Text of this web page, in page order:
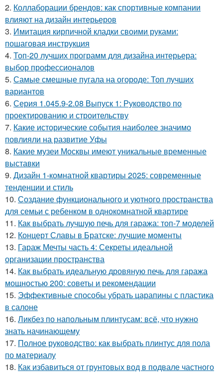
2. Коллаборации брендов: как спортивные компании
влияют на дизайн интерьеров
3. Имитация кирпичной кладки своими руками:
пошаговая инструкция
4. Топ-20 лучших программ для дизайна интерьера:
выбор профессионалов
5. Самые смешные пугала на огороде: Топ лучших
вариантов
6. Серия 1.045.9-2.08 Выпуск 1: Руководство по
проектированию и строительству
7. Какие исторические события наиболее значимо
повлияли на развитие Уфы
8. Какие музеи Москвы имеют уникальные временные
выставки
9. Дизайн 1-комнатной квартиры 2025: современные
тенденции и стиль
10. Создание функционального и уютного пространства
для семьи с ребенком в однокомнатной квартире
11. Как выбрать лучшую печь для гаража: топ-7 моделей
12. Концерт Славы в Братске: лучшие моменты
13. Гараж Мечты часть 4: Секреты идеальной
организации пространства
14. Как выбрать идеальную дровяную печь для гаража
мощностью 200: советы и рекомендации
15. Эффективные способы убрать царапины с пластика
в салоне
16. Ликбез по напольным плинтусам: всё, что нужно
знать начинающему
17. Полное руководство: как выбрать плинтус для пола
по материалу
18. Как избавиться от грунтовых вод в подвале частного